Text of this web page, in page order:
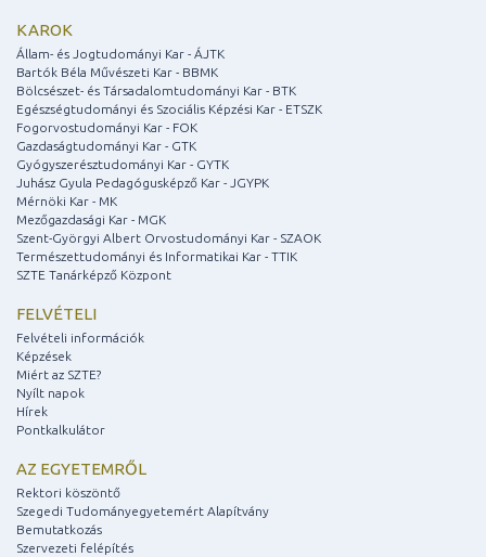
KAROK
Állam- és Jogtudományi Kar - ÁJTK
Bartók Béla Művészeti Kar - BBMK
Bölcsészet- és Társadalomtudományi Kar - BTK
Egészségtudományi és Szociális Képzési Kar - ETSZK
Fogorvostudományi Kar - FOK
Gazdaságtudományi Kar - GTK
Gyógyszerésztudományi Kar - GYTK
Juhász Gyula Pedagógusképző Kar - JGYPK
Mérnöki Kar - MK
Mezőgazdasági Kar - MGK
Szent-Györgyi Albert Orvostudományi Kar - SZAOK
Természettudományi és Informatikai Kar - TTIK
SZTE Tanárképző Központ
FELVÉTELI
Felvételi információk
Képzések
Miért az SZTE?
Nyílt napok
Hírek
Pontkalkulátor
AZ EGYETEMRŐL
Rektori köszöntő
Szegedi Tudományegyetemért Alapítvány
Bemutatkozás
Szervezeti felépítés